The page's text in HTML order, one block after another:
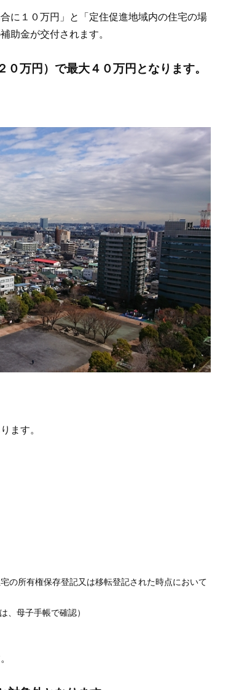
に１０万円」と「定住促進地域内の住宅の場
助金が交付されます。
万円）で最大４０万円となります。
ます。
の所有権保存登記又は移転登記された時点において
、母子手帳で確認）